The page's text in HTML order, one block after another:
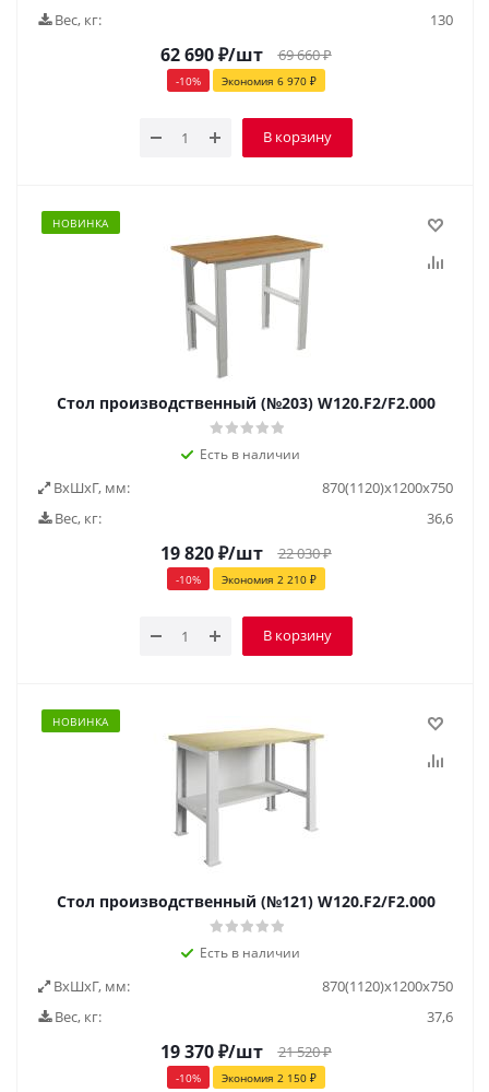
Вес, кг:
130
62 690₽/шт 69 660₽
-10% Экономия 6 970₽
В корзину
НОВИНКА
Стол производственный (№203) W120.F2/F2.000
Есть в наличии
ВxШxГ, мм:
870(1120)x1200x750
Вес, кг:
36,6
19 820₽/шт 22 030₽
-10% Экономия 2 210₽
В корзину
НОВИНКА
Стол производственный (№121) W120.F2/F2.000
Есть в наличии
ВxШxГ, мм:
870(1120)x1200x750
Вес, кг:
37,6
19 370₽/шт 21 520₽
-10% Экономия 2 150₽